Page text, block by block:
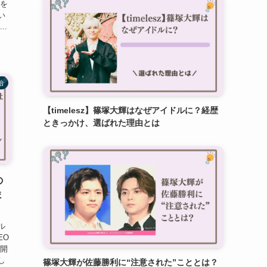
【timelesz】篠塚大輝はなぜアイドルに？経歴
ときっかけ、選ばれた理由とは
篠塚大輝が佐藤勝利に“注意された”こととは？